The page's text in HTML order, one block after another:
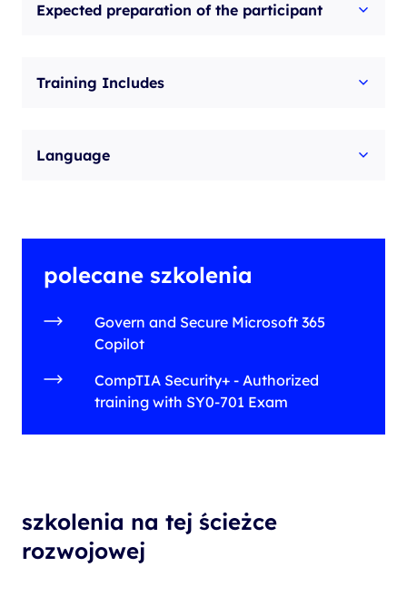
Expected preparation of the participant
Training Includes
Language
polecane szkolenia
Govern and Secure Microsoft 365
Copilot
CompTIA Security+ - Authorized
training with SY0-701 Exam
szkolenia na tej ścieżce
rozwojowej